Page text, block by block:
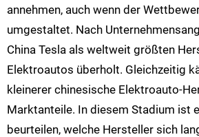
annehmen, auch wenn der
umgestaltet. Nach
China Tesla als weltweit größten
Elektroautos überholt. Gleichzeitig
kleinerer chinesische Elektroauto-
Marktanteile. In diesem Stadium ist
beurteilen, welche Hersteller sich